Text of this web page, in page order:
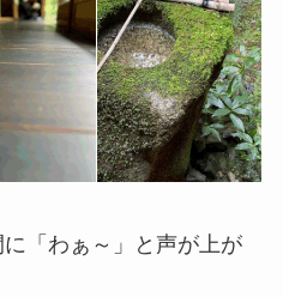
「わぁ～」と声が上が